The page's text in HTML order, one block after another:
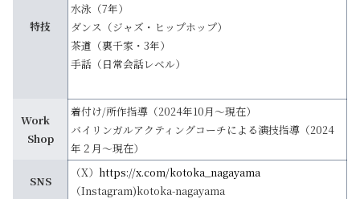
特技
水泳（7年）
ダンス（ジャズ・ヒップホップ）
茶道（裏千家・3年）
手話（日常会話レベル）
Work
Shop
着付け/所作指導（2024年10月～現在）
バイリンガルアクティングコーチによる演技指導（2024
年２月～現在）
SNS
（X） https://x.com/kotoka_nagayama
（Instagram)kotoka-nagayama